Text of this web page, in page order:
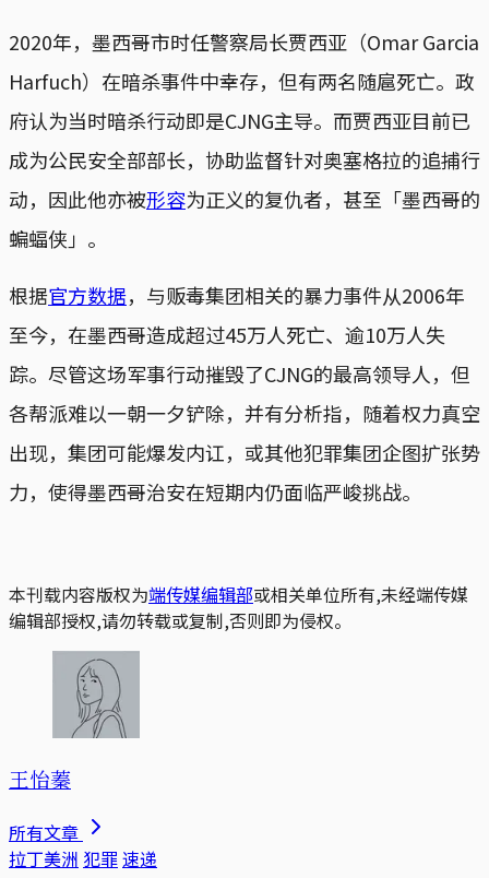
2020年，墨西哥市时任警察局长贾西亚（Omar Garcia
Harfuch）在暗杀事件中幸存，但有两名随扈死亡。政
府认为当时暗杀行动即是CJNG主导。而贾西亚目前已
成为公民安全部部长，协助监督针对奥塞格拉的追捕行
动，因此他亦被形容为正义的复仇者，甚至「墨西哥的
蝙蝠侠」。
根据官方数据，与贩毒集团相关的暴力事件从2006年
至今，在墨西哥造成超过45万人死亡、逾10万人失
踪。尽管这场军事行动摧毁了CJNG的最高领导人，但
各帮派难以一朝一夕铲除，并有分析指，随着权力真空
出现，集团可能爆发内讧，或其他犯罪集团企图扩张势
力，使得墨西哥治安在短期内仍面临严峻挑战。
本刊载内容版权为端传媒编辑部或相关单位所有,未经端传媒
编辑部授权,请勿转载或复制,否则即为侵权。
王怡蓁
所有文章
拉丁美洲 犯罪速递